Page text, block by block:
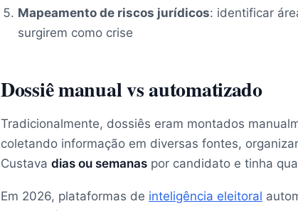
Mapeamento de riscos jurídicos: identificar
surgirem como crise
Dossiê manual vs automatizado
Tradicionalmente, dossiês eram montados
coletando informação em diversas fontes,
Custava dias ou semanas por candidato e tinha
Em 2026, plataformas de inteligência eleitoral